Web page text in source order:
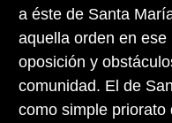
a éste de Santa
aquella orden en
oposición y
comunidad. El de
como simple priorato